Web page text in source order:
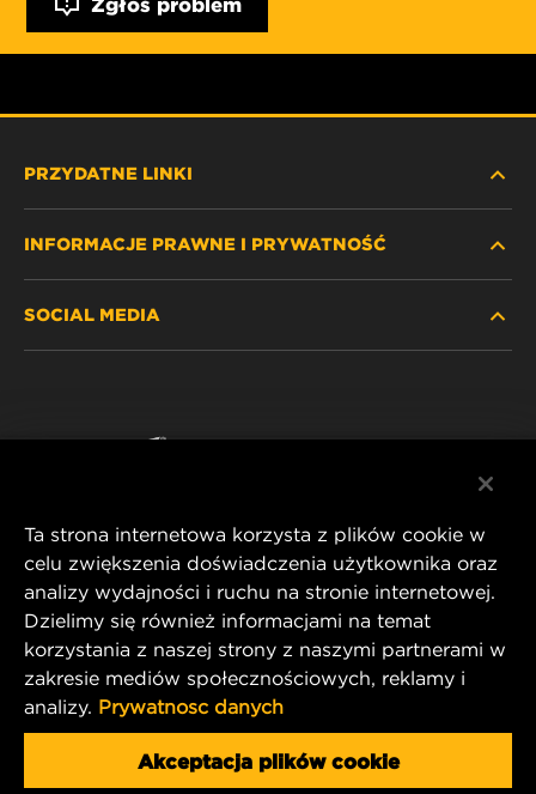
PRZYDATNE LINKI
GDZIE KUPIĆ
INFORMACJE PRAWNE I PRYWATNOŚĆ
SOCIAL MEDIA
MANN+HUMMEL FT Poland
ul. Wrocławska 145,
63-800 GOSTYŃ, POLAND
Tel. +48 65 572 89 00
E-mail: info@mann-hummel.com
MANN+HUMMEL GROUP
Ta strona internetowa korzysta z plików cookie w
celu zwiększenia doświadczenia użytkownika oraz
analizy wydajności i ruchu na stronie internetowej.
Dzielimy się również informacjami na temat
korzystania z naszej strony z naszymi partnerami w
zakresie mediów społecznościowych, reklamy i
analizy. Prywatnosc danych
Akceptacja plików cookie